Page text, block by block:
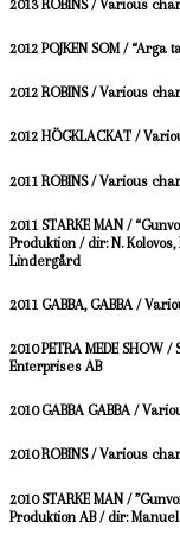
2013 ROBINS / Various
2012 POJKEN SOM / “Arga
2012 ROBINS / Various
2012 HÖGKLACKAT /
2011 ROBINS / Various
2011 STARKE MAN /
Produktion / dir: N. Kolovos,
Lindergård
2011 GABBA, GABBA /
2010 PETRA MEDE SHOW
Enterprises AB
2010 GABBA GABBA /
2010 ROBINS / Various
2010 STARKE MAN /
Produktion AB / dir: